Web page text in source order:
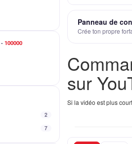
-100000
2
7
Panneau de
Crée ton propre
sur
Si la vidéo est plus